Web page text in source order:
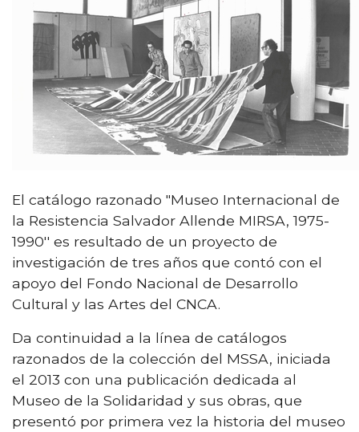
El catálogo razonado "Museo Internacional de
la Resistencia Salvador Allende MIRSA, 1975-
1990′′ es resultado de un proyecto de
investigación de tres años que contó con el
apoyo del Fondo Nacional de Desarrollo
Cultural y las Artes del CNCA.
Da continuidad a la línea de catálogos
razonados de la colección del MSSA, iniciada
el 2013 con una publicación dedicada al
Museo de la Solidaridad y sus obras, que
presentó por primera vez la historia del museo